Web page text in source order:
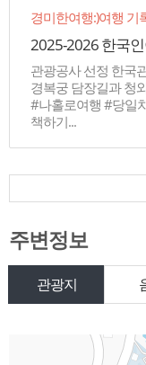
경미한여행:)여행 기
2025-2026 한국
관광공사 선정 한국
경복궁 담장길과 청
#나홀로여행 #당일
책하기...
주변정보
관광지